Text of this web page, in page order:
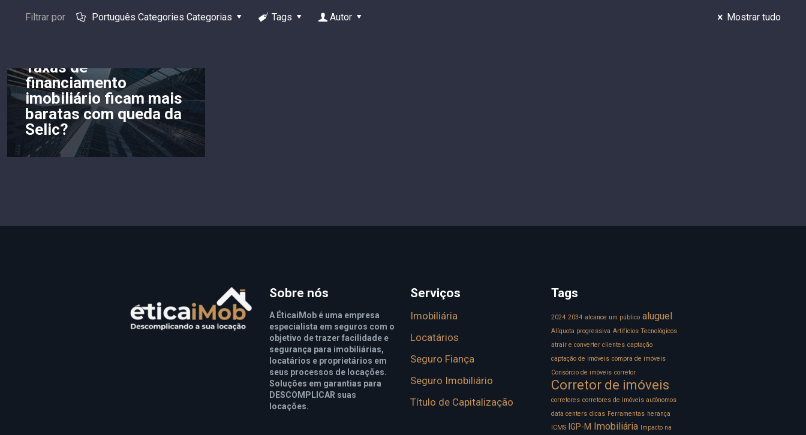
Filtrar por Português Categories Categorias Tags Autor Mostrar tudo
Taxas de
financiamento
imobiliário ficam mais
baratas com queda da
Selic?
Sobre nós
A ÉticaiMob é uma empresa
especialista em seguros com o
objetivo de trazer facilidade e
segurança para imobiliárias,
locatários e proprietários em
seus processos de locações.
Soluções em garantias para
DESCOMPLICAR suas
locações.
Serviços
Imobiliária
Locatários
Seguro Fiança
Seguro Imobiliário
Título de Capitalização
Tags
2024 2034 alcance um público aluguel
Alíquota progressiva Artifícios Tecnológicos
atrair e converter clientes captação
captação de imóveis compra de imóveis
Consórcio de imóveis corretor
Corretor de imóveis
corretores corretores de imóveis autônomos
data centers dicas Ferramentas herança
ICMS IGP-M Imobiliária Impacto na